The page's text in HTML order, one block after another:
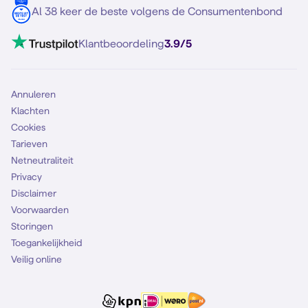
Mobiel internet
Mobiel abonnement
Contact
VoLTE 4G bellen
Al 38 keer de beste volgens de Consumentenbond
Klantbeoordeling3.9/5
Annuleren
Klachten
Cookies
Tarieven
Netneutraliteit
Privacy
Disclaimer
Voorwaarden
Storingen
Toegankelijkheid
Veilig online